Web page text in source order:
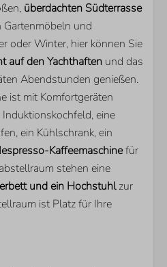
überdachten Südterrasse
und
oder Winter, hier können Sie
auf den Yachthaften und das
Abendstunden genießen.
ist mit Komfortgeräten
eine
ein Kühlschrank, ein
Kaffeemaschinefür
stehen eine
und ein Hochstuhlzur
ist Platz für Ihre